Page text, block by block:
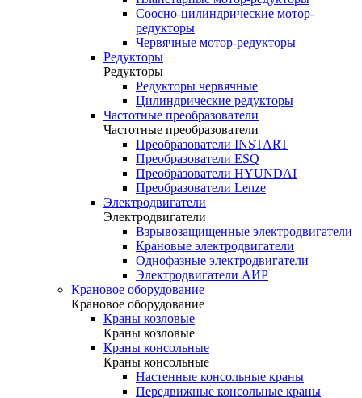
Соосно-цилиндрические мотор-
редукторы
Червячные мотор-редукторы
Редукторы
Редукторы
Редукторы червячные
Цилиндрические редукторы
Частотные преобразователи
Частотные преобразователи
Преобразователи INSTART
Преобразователи ESQ
Преобразователи HYUNDAI
Преобразователи Lenze
Электродвигатели
Электродвигатели
Взрывозащищенные электродвигатели
Крановые электродвигатели
Однофазные электродвигатели
Электродвигатели АИР
Крановое оборудование
Крановое оборудование
Краны козловые
Краны козловые
Краны консольные
Краны консольные
Настенные консольные краны
Передвижные консольные краны